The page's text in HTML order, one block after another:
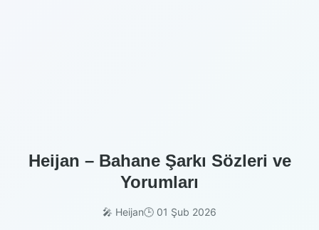
Heijan – Bahane Şarkı Sözleri ve
Yorumları
🎤 Heijan🕒 01 Şub 2026